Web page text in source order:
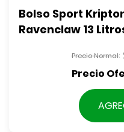
Bolso Sport
Ravenclaw 13